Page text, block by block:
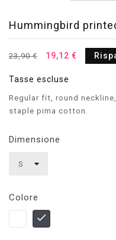
Hummingbird
23,90 € 19,12 €
Tasse escluse
Regular fit, round
staple pima cotton.
Dimensione
Colore
Bianco
Nero